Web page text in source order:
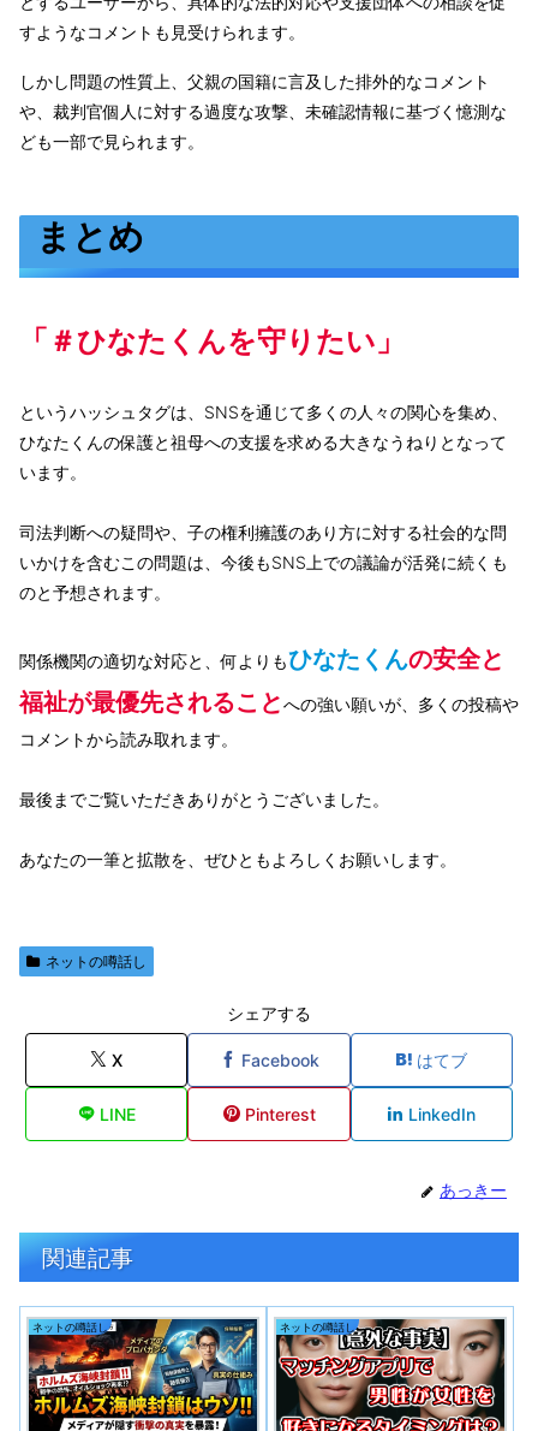
すようなコメントも見受けられます。
しかし問題の性質上、父親の国籍に言及した排外的なコメント
や、裁判官個人に対する過度な攻撃、未確認情報に基づく憶測な
ども一部で見られます。
まとめ
「＃ひなたくんを守りたい」
というハッシュタグは、SNSを通じて多くの人々の関心を集め、
ひなたくんの保護と祖母への支援を求める大きなうねりとなって
います。
司法判断への疑問や、子の権利擁護のあり方に対する社会的な問
いかけを含むこの問題は、今後もSNS上での議論が活発に続くも
のと予想されます。
関係機関の適切な対応と、何よりもひなたくんの安全と
福祉が最優先されることへの強い願いが、多くの投稿や
コメントから読み取れます。
最後までご覧いただきありがとうございました。
あなたの一筆と拡散を、ぜひともよろしくお願いします。
ネットの噂話し
シェアする
X Facebook はてブ
LINE Pinterest LinkedIn
あっきー
関連記事
ネットの噂話し ネットの噂話し